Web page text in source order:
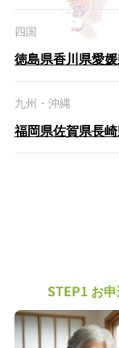
四国
徳島県香川県愛
九州・沖縄
福岡県佐賀県長
STEP1 お